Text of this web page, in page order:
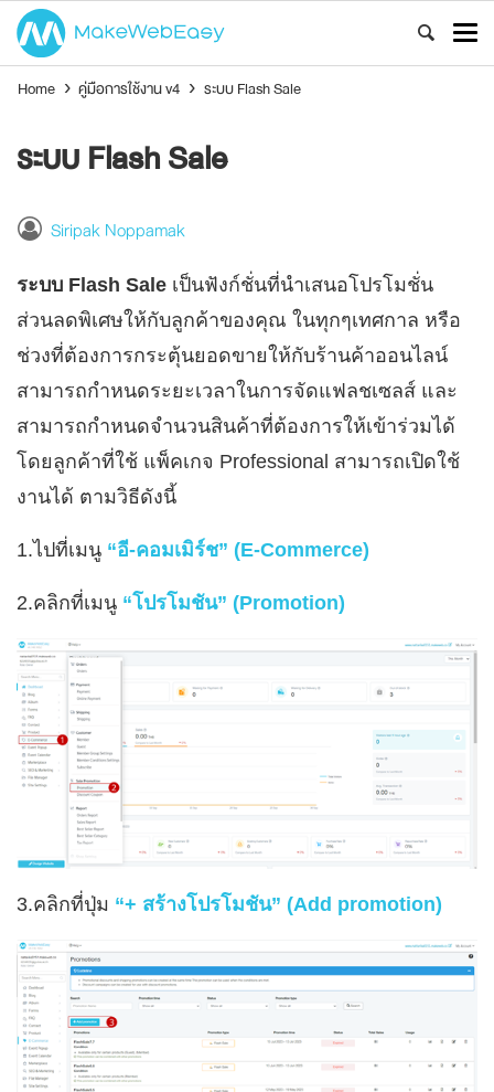
Home › คู่มือการใช้งาน v4 › ระบบ Flash Sale
ระบบ Flash Sale
Siripak Noppamak
ระบบ Flash Sale เป็นฟังก์ชั่นที่นำเสนอโปรโมชั่น
ส่วนลดพิเศษให้กับลูกค้าของคุณ ในทุกๆเทศกาล หรือ
ช่วงที่ต้องการกระตุ้นยอดขายให้กับร้านค้าออนไลน์
สามารถกำหนดระยะเวลาในการจัดแฟลชเซลส์ และ
สามารถกำหนดจำนวนสินค้าที่ต้องการให้เข้าร่วมได้
โดยลูกค้าที่ใช้ แพ็คเกจ Professional สามารถเปิดใช้
งานได้ ตามวิธีดังนี้
1.ไปที่เมนู “อี-คอมเมิร์ช” (E-Commerce)
2.คลิกที่เมนู “โปรโมชัน” (Promotion)
3.คลิกที่ปุ่ม “+ สร้างโปรโมชัน” (Add promotion)